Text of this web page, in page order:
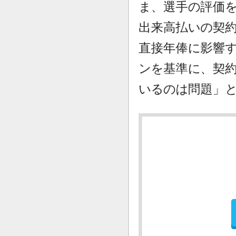
ま、選手の評価
出来高払いの契
直接年俸に影響
ンを基準に、契
いるのは問題」